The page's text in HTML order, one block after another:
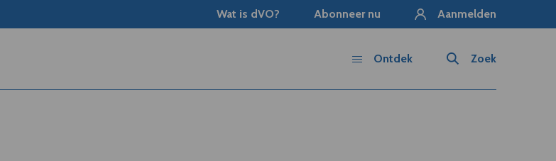
Wat is dVO? Abonneer nu Aanmelden
Zoek
Ontdek